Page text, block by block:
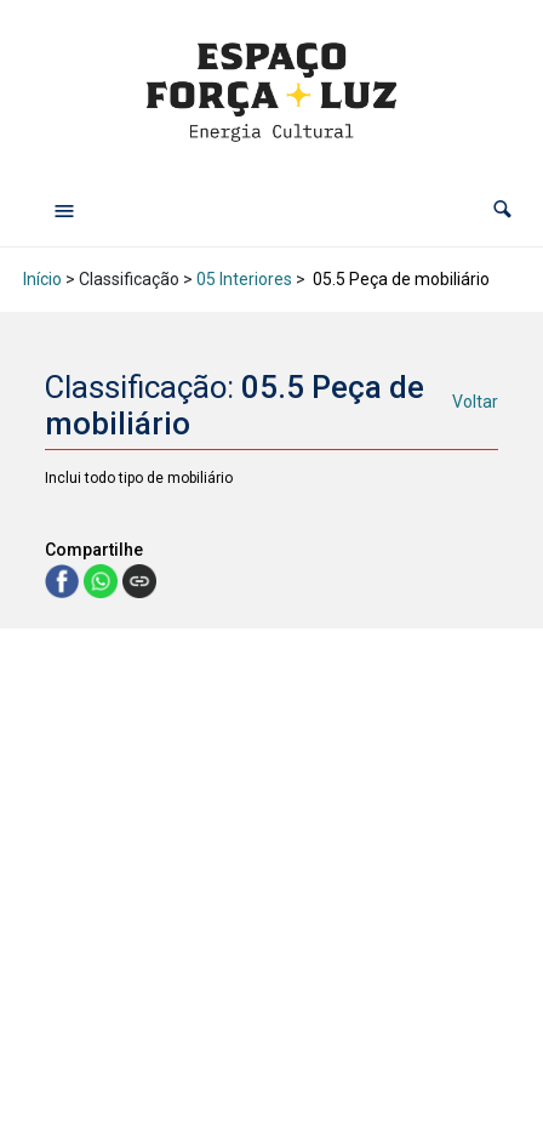
Início > Classificação > 05 Interiores > 05.5 Peça de mobiliário
Classificação: 05.5 Peça de
mobiliário
Voltar
Inclui todo tipo de mobiliário
Compartilhe